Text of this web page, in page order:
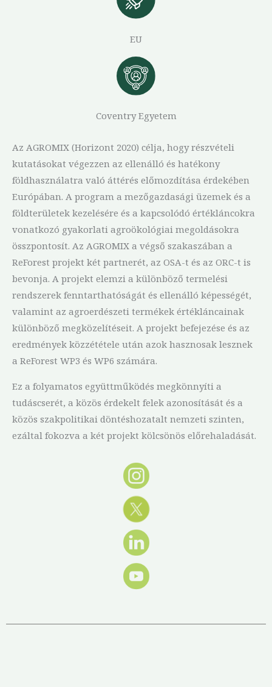
EU
Coventry Egyetem
Az AGROMIX (Horizont 2020) célja, hogy részvételi
kutatásokat végezzen az ellenálló és hatékony
földhasználatra való áttérés előmozdítása érdekében
Európában. A program a mezőgazdasági üzemek és a
földterületek kezelésére és a kapcsolódó értékláncokra
vonatkozó gyakorlati agroökológiai megoldásokra
összpontosít. Az AGROMIX a végső szakaszában a
ReForest projekt két partnerét, az OSA-t és az ORC-t is
bevonja. A projekt elemzi a különböző termelési
rendszerek fenntarthatóságát és ellenálló képességét,
valamint az agroerdészeti termékek értékláncainak
különböző megközelítéseit. A projekt befejezése és az
eredmények közzététele után azok hasznosak lesznek
a ReForest WP3 és WP6 számára.
Ez a folyamatos együttműködés megkönnyíti a
tudáscserét, a közös érdekelt felek azonosítását és a
közös szakpolitikai döntéshozatalt nemzeti szinten,
ezáltal fokozva a két projekt kölcsönös előrehaladását.